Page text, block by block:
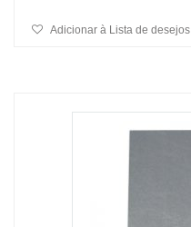
Adicionar à Lista de desejos